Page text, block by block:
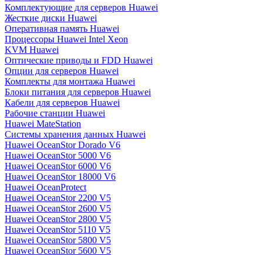
Комплектующие для серверов Huawei
Жесткие диски Huawei
Оперативная память Huawei
Процессоры Huawei Intel Xeon
KVM Huawei
Оптические приводы и FDD Huawei
Опции для серверов Huawei
Комплекты для монтажа Huawei
Блоки питания для серверов Huawei
Кабели для серверов Huawei
Рабочие станции Huawei
Huawei MateStation
Системы хранения данных Huawei
Huawei OceanStor Dorado V6
Huawei OceanStor 5000 V6
Huawei OceanStor 6000 V6
Huawei OceanStor 18000 V6
Huawei OceanProtect
Huawei OceanStor 2200 V5
Huawei OceanStor 2600 V5
Huawei OceanStor 2800 V5
Huawei OceanStor 5110 V5
Huawei OceanStor 5800 V5
Huawei OceanStor 5600 V5